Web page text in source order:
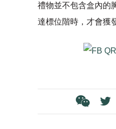
禮物並不包含盒內的
達標位階時，才會獲